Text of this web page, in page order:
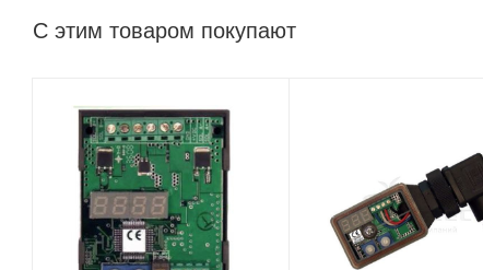
С этим товаром покупают